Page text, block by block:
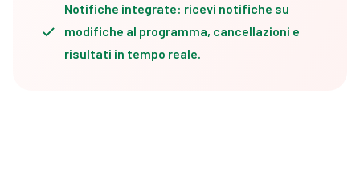
Notifiche integrate: ricevi notifiche su
modifiche al programma, cancellazioni e
risultati in tempo reale.